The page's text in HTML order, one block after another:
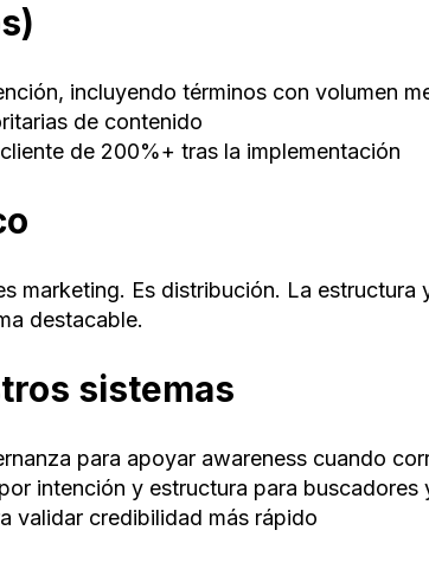
incluyendo términos con volumen
de contenido
de 200%+ tras la implementación
marketing. Es distribución. La estructura
destacable.
sistemas
para apoyar awareness cuando
intención y estructura para buscadores
validar credibilidad más rápido